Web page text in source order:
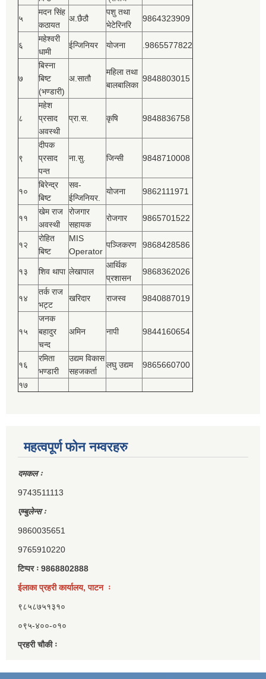
५
मदन सिंह
कठायत
अ.छैठौ
पशु तथा
भेटेरिनरि
9864323909
६
महेश्‍वरी
धामी
ईन्जिनियर योजना .9865577822
७
बिस्‍ना
बिष्‍ट
(भण्डारी)
अ.सातौ
महिला तथा
बालबालिका
9848803015
८
महेश
प्रसाद
अवस्थी
प्रा.स. कृषि 9848836758
९
दीपक
प्रसाद
पन्त
ना.सु. जिन्सी 9848710008
१०
बिरेन्द्र
बिष्‍ट
सव-
ईन्जिनियर.
योजना 9862111971
११
खेम राज
अवस्थी
रोजगार
सहायक
रोजगार 9865701522
१२
रोहित
बिष्‍ट
MIS
Operator
पञ्‍जिकरण 9868428586
१३ शिव थापा लेखापाल
आर्थिक
प्रशासन
9868362026
१४
तर्क राज
भट्ट
खरिदार राजस्‍व 9840887019
१५
जनक
बहादुर
चन्द
अमिन नापी 9844160654
१६
रमिता
भण्डारी
उद्यम विकास
सहजकर्ता
लघु उद्यम 9865660700
१७
महत्वपूर्ण फोन नम्वरहरु
दमकल ः
9743511113
एम्बुलेन्स ः
9860035651
9765910220
टिप्पर ः 9868802888
ईलाका प्रहरी कार्यालय, पाटन ः
९८५८७५१३१०
०९५-४००-०१०
प्रहरी चौकी ः